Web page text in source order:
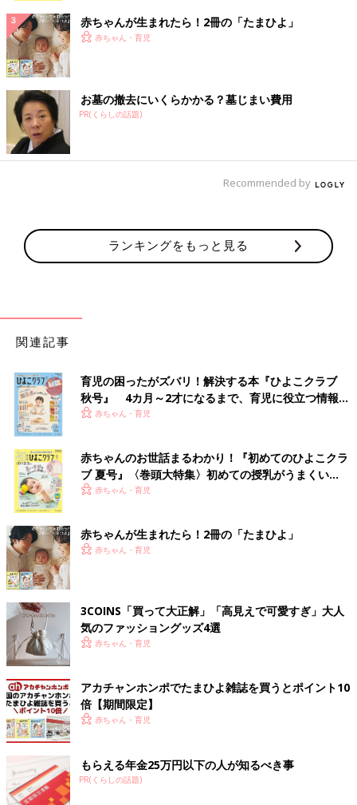
赤ちゃんが生まれたら！2冊の「たまひよ」
赤ちゃん・育児
お墓の撤去にいくらかかる？墓じまい費用
PR(くらしの話題)
Recommended by
ランキングをもっと見る
関連記事
育児の困ったがズバリ！解決する本『ひよこクラブ
秋号』 4カ月～2才になるまで、育児に役立つ情報が
いっぱい！
赤ちゃん・育児
赤ちゃんのお世話まるわかり！『初めてのひよこクラ
ブ 夏号』〈巻頭大特集〉初めての授乳がうまくい
く！ おっぱい・ミルクの基本と夏のトラブル 解決テ
赤ちゃん・育児
赤ちゃんが生まれたら！2冊の「たまひよ」
赤ちゃん・育児
3COINS「買って大正解」「高見えで可愛すぎ」大人
気のファッショングッズ4選
赤ちゃん・育児
アカチャンホンポでたまひよ雑誌を買うとポイント10
倍【期間限定】
赤ちゃん・育児
もらえる年金25万円以下の人が知るべき事
PR(くらしの話題)